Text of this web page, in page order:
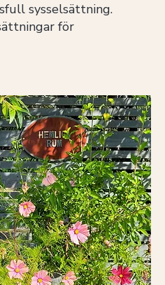
sysselsättning.
för